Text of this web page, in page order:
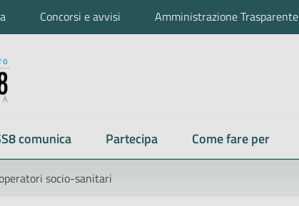
Concorsi e avvisi Amministrazione Trasparente
comunica Partecipa Come fare per
socio-sanitari